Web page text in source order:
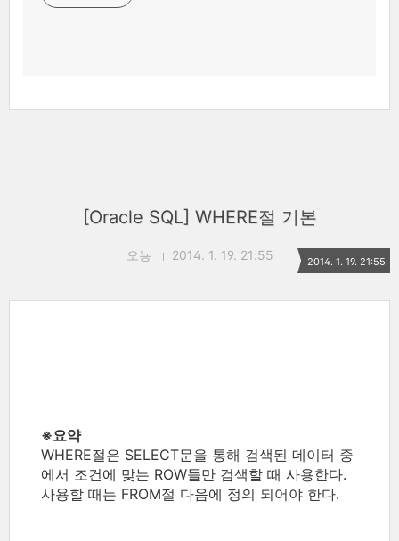
[Oracle SQL] WHERE절 기본
오뇽 2014. 1. 19. 21:55 2014. 1. 19. 21:55
※요약
WHERE절은 SELECT문을 통해 검색된 데이터 중
에서 조건에 맞는 ROW들만 검색할 때 사용한다.
사용할 때는 FROM절 다음에 정의 되어야 한다.